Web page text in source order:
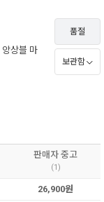
앙상블 마
품절
보관함
판매자 중고
(1)
26,900원